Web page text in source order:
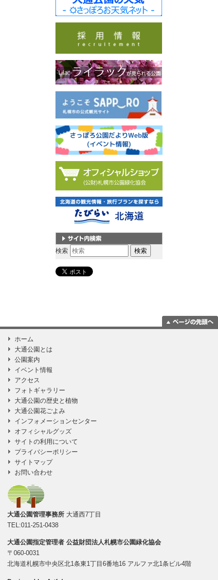
サイト内検索
検索
ホーム
大通公園とは
公園案内
イベント情報
アクセス
フォトギャラリー
大通公園の歴史と植物
大通公園花ごよみ
インフォメーションセンター
オフィシャルグッズ
サイトの利用について
プライバシーポリシー
サイトマップ
お問い合わせ
大通公園管理事務所 大通西7丁目
TEL:011-251-0438
大通公園指定管理者 公益財団法人札幌市公園緑化協会
〒060-0031
北海道札幌市中央区北1条東1丁目6番地16 アルファ北1条ビル4階